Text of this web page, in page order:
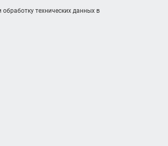
технических данных в